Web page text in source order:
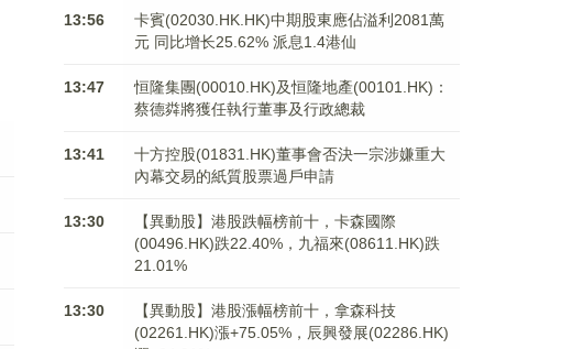
13:56
卡賓(02030.HK.HK)中期股東應佔溢利2081萬
元 同比增长25.62% 派息1.4港仙
13:47
恒隆集團(00010.HK)及恒隆地產(00101.HK)：
蔡德粦將獲任執行董事及行政總裁
13:41
十方控股(01831.HK)董事會否決一宗涉嫌重大
內幕交易的紙質股票過戶申請
13:30
【異動股】港股跌幅榜前十，卡森國際
(00496.HK)跌22.40%，九福來(08611.HK)跌
21.01%
13:30
【異動股】港股漲幅榜前十，拿森科技
(02261.HK)漲+75.05%，辰興發展(02286.HK)